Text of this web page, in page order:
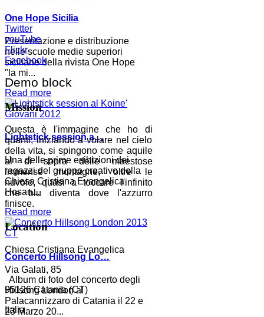
One Hope Sicilia
Presentazione e distribuzione
nelle scuole medie superiori
siciliane della rivista One Hope
"la mi...
Read more
Lightstick session a…
Una delle prime esibizioni dei
ragazzi del gruppo creativo della
Chiesa Cristiana Evangelica
Hosan...
Read more
Concerto Hillsong Lo…
Album di foto del concerto degli
Hillsong London al
Palacannizzaro di Catania il 22 e
23 Marzo 20...
Twitter
youTube
Flickr
Facebook
Demo block
Mission
Questa è l'immagine che ho di
quanti, iniziando a volare nel cielo
della vita, si spingono come aquile
al di sopra delle maestose
immense montagne, oltre le
nuvole, quasi a toccare l'infinito
che blu diventa dove l'azzurro
finisce.
Location
Chiesa Cristiana Evangelica
Via Galati, 85
95126 Catania (CT)
Italia